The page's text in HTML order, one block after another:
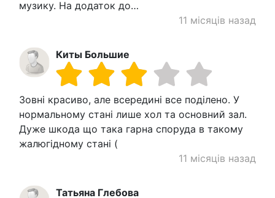
музику. На додаток до…
11 місяців назад
Киты Большие
Зовні красиво, але всередині все поділено. У
нормальному стані лише хол та основний зал.
Дуже шкода що така гарна споруда в такому
жалюгідному стані (
11 місяців назад
Татьяна Глебова